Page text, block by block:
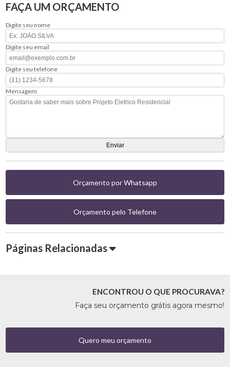
FAÇA UM ORÇAMENTO
Digite seu nome
Digite seu email
Digite seu telefone
Mensagem
Orçamento por Whatsapp
Orçamento pelo Telefone
Páginas Relacionadas
ENCONTROU O QUE PROCURAVA?
Faça seu orçamento grátis agora mesmo!
Quero meu orçamento